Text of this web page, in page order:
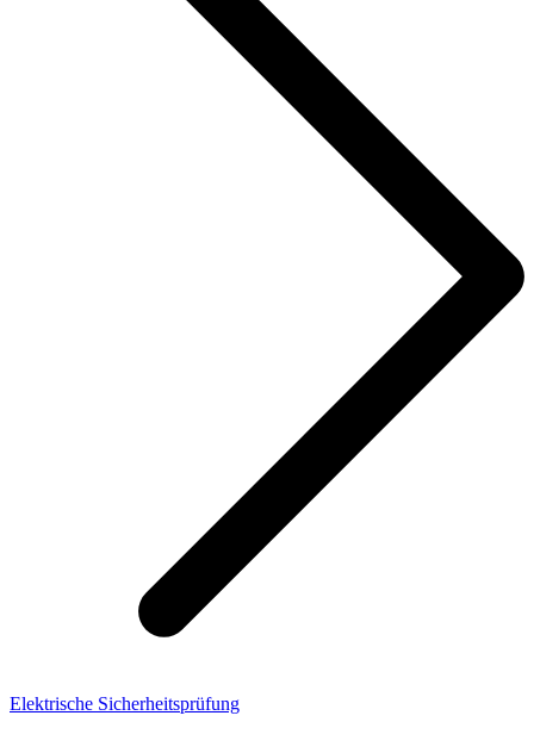
Elektrische Sicherheitsprüfung